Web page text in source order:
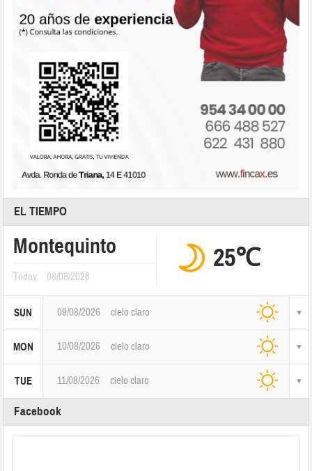
EL TIEMPO
Montequinto
Today 08/08/2026
25℃
SUN 09/08/2026 cielo claro
MON 10/08/2026 cielo claro
TUE 11/08/2026 cielo claro
Facebook